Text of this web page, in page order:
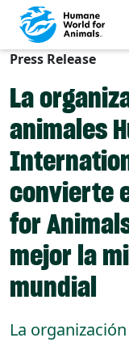
Skip to main content
Press Release
La
animales
convierte
for
mejor la
mundial
La